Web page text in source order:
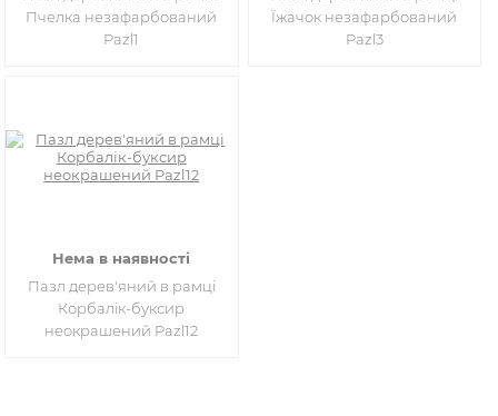
Пчелка незафарбований
Pazl1
Їжачок незафарбований
Pazl3
Нема в наявності
Пазл дерев'яний в рамці
Корбалік-буксир
неокрашений Pazl12